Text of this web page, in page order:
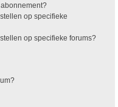
op specifieke
op specifieke forums?